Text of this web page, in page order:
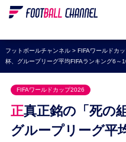
WEリーグ
海外サッカー
プレミアリーグ
ラ・リーガ
セリエA
ブンデスリーガ
フットボールチャンネル> FIFAワールドカ
杯、グループリーグ平均FIFAランキング6～
FIFAワールドカップ2026
正真正銘の「死の組」は！？ 歴代W杯、
グループリーグ平